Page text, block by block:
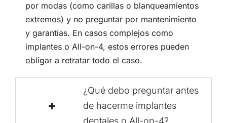
por modas (como carillas o blanqueamientos
extremos) y no preguntar por mantenimiento
y garantías. En casos complejos como
implantes o All-on-4, estos errores pueden
obligar a retratar todo el caso.
¿Qué debo preguntar antes
de hacerme implantes
dentales o All-on-4?